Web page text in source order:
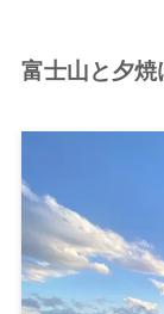
富士山と夕